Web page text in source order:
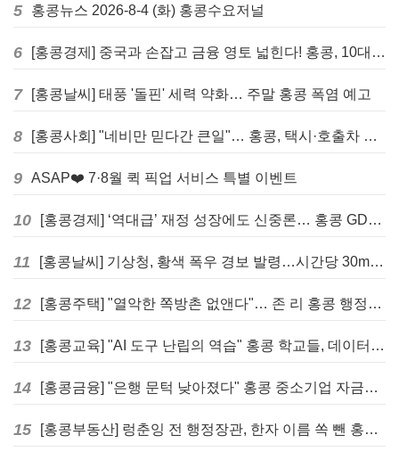
5 홍콩뉴스 2026-8-4 (화) 홍콩수요저널
6 [홍콩경제] 중국과 손잡고 금융 영토 넓힌다! 홍콩, 10대 신규 정책 발표
7 [홍콩날씨] 태풍 '돌핀' 세력 약화… 주말 홍콩 폭염 예고
8 [홍콩사회] "네비만 믿다간 큰일"… 홍콩, 택시·호출차 통합 시험 도입하며 규제 본격화
9 ASAP❤️ 7·8월 퀵 픽업 서비스 특별 이벤트
10 [홍콩경제] ‘역대급’ 재정 성장에도 신중론… 홍콩 GDP 전망 상향 속 “지정학적 리스크 경계”
11 [홍콩날씨] 기상청, 황색 폭우 경보 발령…시간당 30mm 이상 강우 예보
12 [홍콩주택] "열악한 쪽방촌 없앤다"… 존 리 홍콩 행정장관, 4년 내 단계적 폐지 선언
13 [홍콩교육] "AI 도구 난립의 역습" 홍콩 학교들, 데이터 고립에 교육 효과 평가 비상
14 [홍콩금융] "은행 문턱 낮아졌다" 홍콩 중소기업 자금줄 숨통 트이나… HKMA "2분기 신용 조건 안정적"
15 [홍콩부동산] 렁춘잉 전 행정장관, 한자 이름 쏙 뺀 홍콩 고급 아파트 단지들에 쓴소리